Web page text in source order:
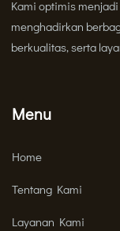
Kami optimis
menghadirkan
berkualitas, serta
Menu
Home
Tentang Kami
Layanan Kami